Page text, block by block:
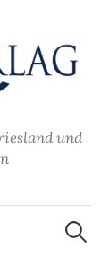
und
Suche
nach: